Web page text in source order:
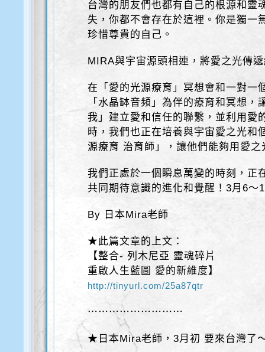
台灣的朋友們也都有自己的根源和靈
失，你都不會存在於這裡。你是獨一
珍惜尊貴的自己。
MIRA與宇宙源頭相連，將愛之光傳
在「愛的光源療育」冥想會和一對一
「水晶缽音頻」為伴的療育和冥想
我」建立愛和信任的聯繫，並利用愛
時，我們也正在培養與宇宙愛之光和
源療育 治育師」，讓他們能夠用愛
我們正處於一個瞬息萬變的時刻，正
共同期待意識的進化和覺醒！3月6～
By 日本Mira老師
★此篇文章的上文：
【整合- 列木尼亞 靈魂碎片
重啟人生藍圖 愛的新維度】
http://tinyurl.com/25a87qtr
⋯⋯⋯⋯⋯⋯⋯⋯⋯
★日本Mira老師，3月初 要來台灣了